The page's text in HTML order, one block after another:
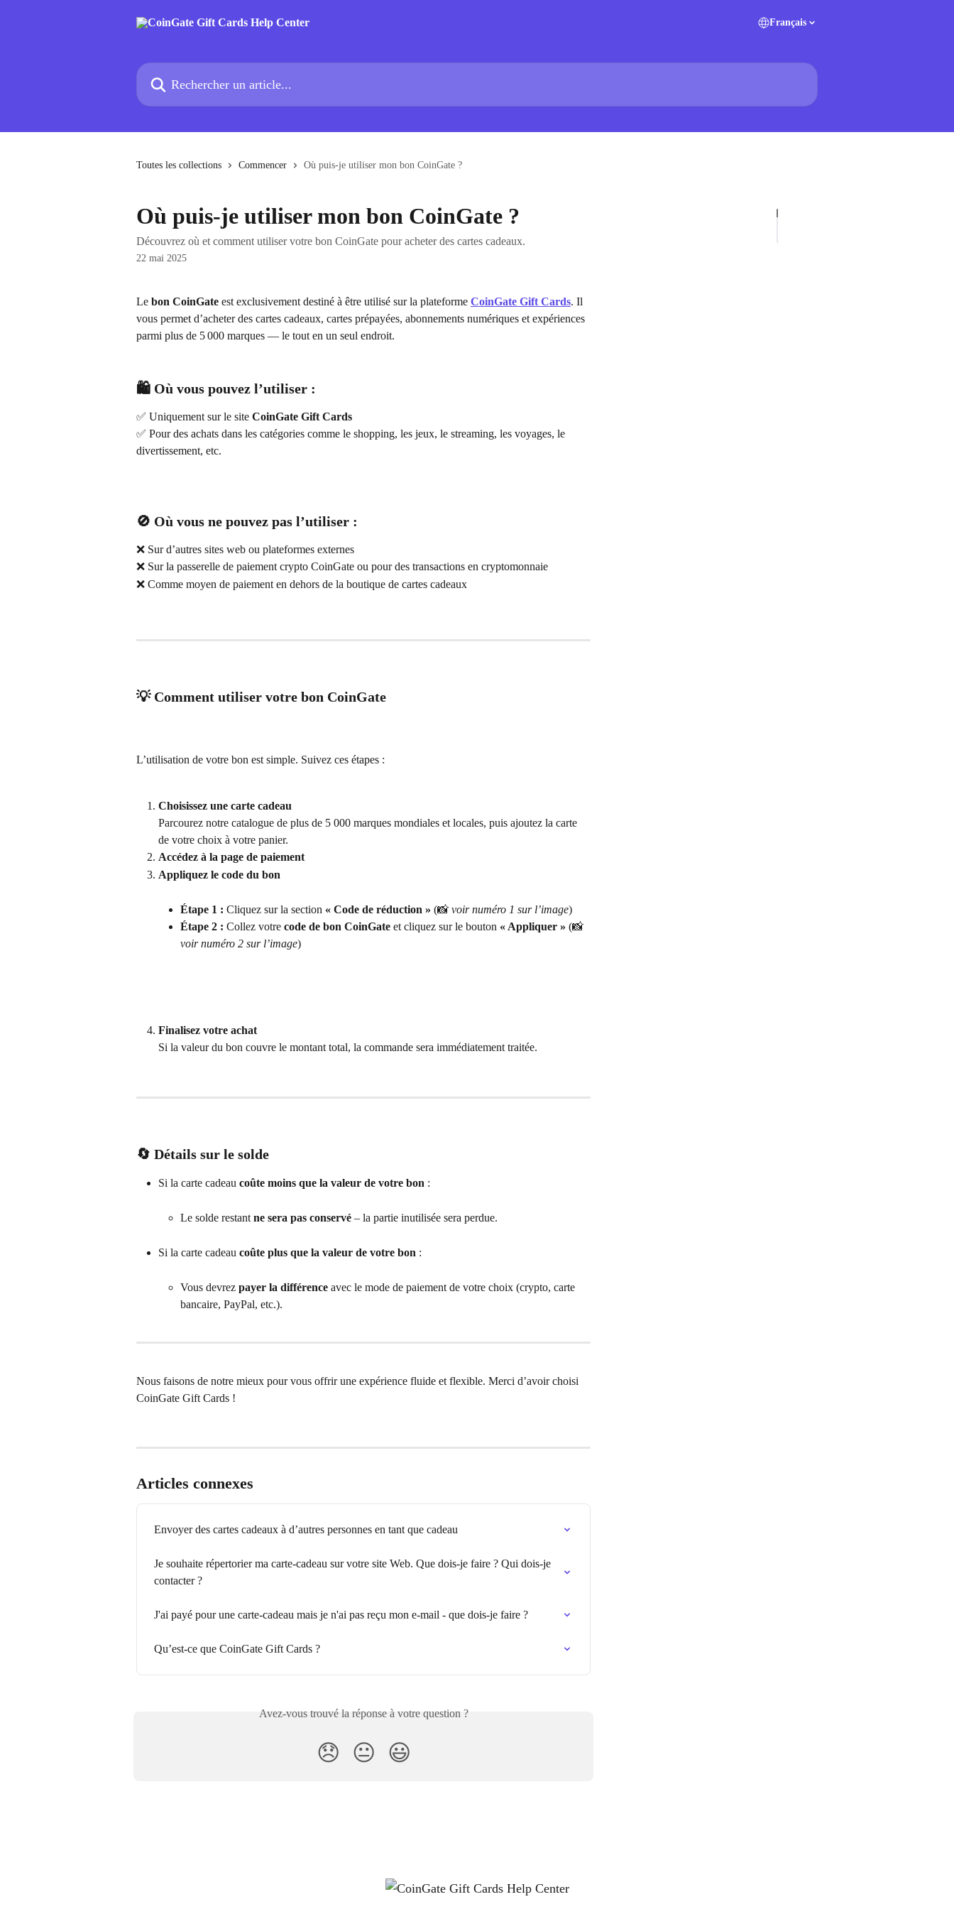
Français
Rechercher un article...
Toutes les collections Commencer Où puis-je utiliser mon bon CoinGate ?
Où puis-je utiliser mon bon CoinGate ?
Découvrez où et comment utiliser votre bon CoinGate pour acheter des cartes cadeaux.
22 mai 2025
Le bon CoinGate est exclusivement destiné à être utilisé sur la plateforme CoinGate Gift Cards. Il
vous permet d’acheter des cartes cadeaux, cartes prépayées, abonnements numériques et expériences
parmi plus de 5 000 marques — le tout en un seul endroit.
🛍️ Où vous pouvez l’utiliser :
✅ Uniquement sur le site CoinGate Gift Cards
✅ Pour des achats dans les catégories comme le shopping, les jeux, le streaming, les voyages, le
divertissement, etc.
🚫 Où vous ne pouvez pas l’utiliser :
❌ Sur d’autres sites web ou plateformes externes
❌ Sur la passerelle de paiement crypto CoinGate ou pour des transactions en cryptomonnaie
❌ Comme moyen de paiement en dehors de la boutique de cartes cadeaux
💡 Comment utiliser votre bon CoinGate
L’utilisation de votre bon est simple. Suivez ces étapes :
Choisissez une carte cadeau
Parcourez notre catalogue de plus de 5 000 marques mondiales et locales, puis ajoutez la carte
de votre choix à votre panier.
Accédez à la page de paiement
Appliquez le code du bon
Étape 1 : Cliquez sur la section « Code de réduction » (📸 voir numéro 1 sur l’image)
Étape 2 : Collez votre code de bon CoinGate et cliquez sur le bouton « Appliquer » (📸
voir numéro 2 sur l’image)
Finalisez votre achat
Si la valeur du bon couvre le montant total, la commande sera immédiatement traitée.
🔄 Détails sur le solde
Si la carte cadeau coûte moins que la valeur de votre bon :
Le solde restant ne sera pas conservé – la partie inutilisée sera perdue.
Si la carte cadeau coûte plus que la valeur de votre bon :
Vous devrez payer la différence avec le mode de paiement de votre choix (crypto, carte
bancaire, PayPal, etc.).
Nous faisons de notre mieux pour vous offrir une expérience fluide et flexible. Merci d’avoir choisi
CoinGate Gift Cards !
Articles connexes
Envoyer des cartes cadeaux à d’autres personnes en tant que cadeau
Je souhaite répertorier ma carte-cadeau sur votre site Web. Que dois-je faire ? Qui dois-je
contacter ?
J'ai payé pour une carte-cadeau mais je n'ai pas reçu mon e-mail - que dois-je faire ?
Qu’est-ce que CoinGate Gift Cards ?
Avez-vous trouvé la réponse à votre question ?
😞 😐 😃